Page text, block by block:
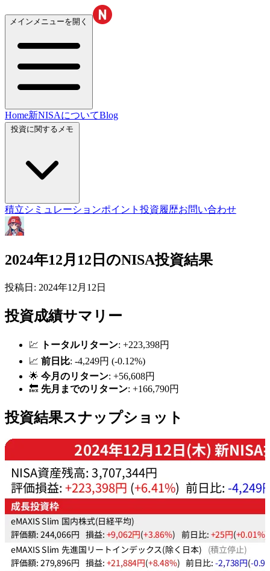
メインメニューを開く
Home新NISAについてBlog
積立シミュレーションポイント投資履歴お問い合わせ
2024年12月12日のNISA投資結果
投稿日: 2024年12月12日
投資成績サマリー
💹 トータルリターン: +223,398円
📈 前日比: -4,249円 (-0.12%)
🌟 今月のリターン: +56,608円
🔙 先月までのリターン: +166,790円
投資結果スナップショット